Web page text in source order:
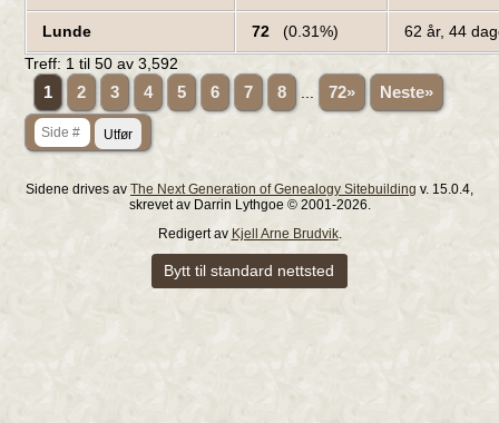
Lunde 72(0.31%)
62 år, 44
Treff: 1 til 50 av 3,592
1
2 3 4 5 6 7 8 72» Neste»
Sidene drives av The Next Generation of Genealogy Sitebuilding v. 15.0.4,
skrevet av Darrin Lythgoe © 2001-2026.
Redigert av Kjell Arne Brudvik.
Bytt til standard nettsted